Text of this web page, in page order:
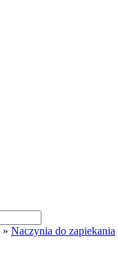
» Naczynia do zapiekania